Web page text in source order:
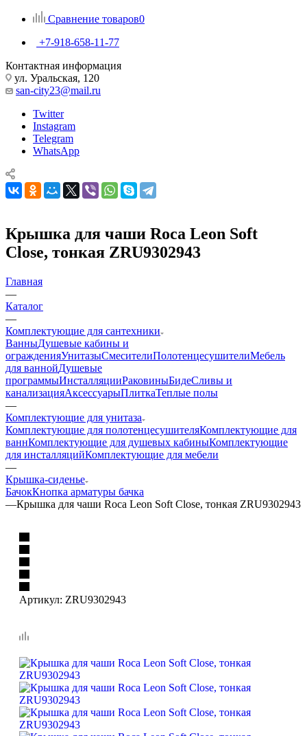
Сравнение товаров0
+7-918-658-11-77
Контактная информация
ул. Уральская, 120
san-city23@mail.ru
Twitter
Instagram
Telegram
WhatsApp
Крышка для чаши Roca Leon Soft
Close, тонкая ZRU9302943
Главная
—
Каталог
—
Комплектующие для сантехники
ВанныДушевые кабины и
огражденияУнитазыСмесителиПолотенцесушителиМебель
для ваннойДушевые
программыИнсталляцииРаковиныБидеСливы и
канализацияАксессуарыПлиткаТеплые полы
—
Комплектующие для унитаза
Комплектующие для полотенцесушителяКомплектующие для
ваннКомплектующие для душевых кабиныКомплектующие
для инсталляцийКомплектующие для мебели
—
Крышка-сиденье
БачокКнопка арматуры бачка
—Крышка для чаши Roca Leon Soft Close, тонкая ZRU9302943
Артикул: ZRU9302943